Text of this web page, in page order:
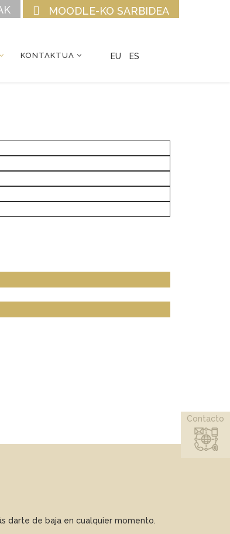
MOODLE-KO SARBIDEA
KONTAKTUA EU ES
darte de baja en cualquier momento.
Contacto